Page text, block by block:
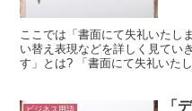
ここでは「書面にて失礼いたし
い替え表現などを詳しく見てい
す」とは? 「書面にて失礼いた
ビジネス用語
「